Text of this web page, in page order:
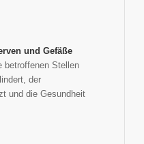
und Gefäße
betroffenen Stellen
der
und die Gesundheit